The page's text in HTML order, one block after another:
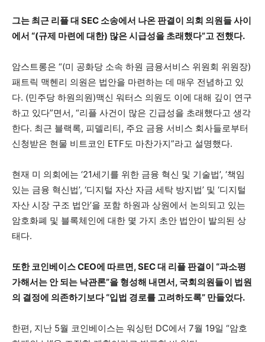
그는 최근 리플 대 SEC 소송에서 나온 판결이 의회 의원들 사이
에서 “(규제 마련에 대한) 많은 시급성을 초래했다”고 전했다.
암스트롱은 “(미 공화당 소속 하원 금융서비스 위원회 위원장)
패트릭 맥헨리 의원은 법안을 마련하는 데 매우 전념하고 있
다. (민주당 하원의원)맥신 워터스 의원도 이에 대해 깊이 연구
하고 있다”면서, “리플 사건이 많은 긴급성을 초래했다고 생각
한다. 최근 블랙록, 피델리티, 주요 금융 서비스 회사들로부터
신청받은 현물 비트코인 ETF도 마찬가지”라고 설명했다.
현재 미 의회에는 ‘21세기를 위한 금융 혁신 및 기술법’, ‘책임
있는 금융 혁신법’, ‘디지털 자산 자금 세탁 방지법’ 및 ‘디지털
자산 시장 구조 법안’을 포함 하원과 상원에서 논의되고 있는
암호화폐 및 블록체인에 대한 몇 가지 초안 법안이 발의된 상
태다.
또한 코인베이스 CEO에 따르면, SEC 대 리플 판결이 “과소평
가해서는 안 되는 낙관론”을 형성해 내면서, 국회의원들이 법원
의 결정에 의존하기보다 “입법 경로를 고려하도록” 만들었다.
한편, 지난 5월 코인베이스는 워싱턴 DC에서 7월 19일 “암호